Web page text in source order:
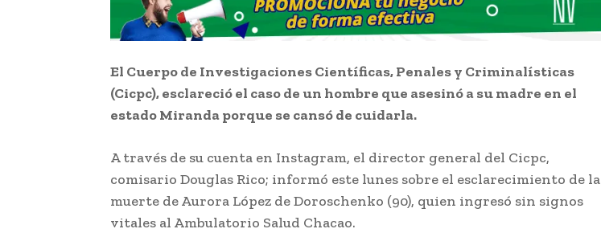
El Cuerpo de Investigaciones Científicas, Penales y Criminalísticas
(Cicpc), esclareció el caso de un hombre que asesinó a su madre en el
estado Miranda porque se cansó de cuidarla.
A través de su cuenta en Instagram, el director general del Cicpc,
comisario Douglas Rico; informó este lunes sobre el esclarecimiento de la
muerte de Aurora López de Doroschenko (90), quien ingresó sin signos
vitales al Ambulatorio Salud Chacao.